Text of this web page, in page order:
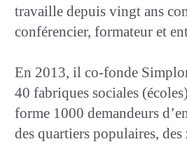
travaille depuis vingt ans
conférencier, formateur et
En 2013, il co-fonde
40 fabriques sociales
forme 1000 demandeurs
des quartiers populaires, des